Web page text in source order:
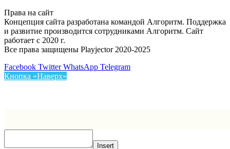
Права на сайт
Концепция сайта разработана командой Алгоритм. Поддержка
и развитие производится сотрудниками Алгоритм. Сайт
работает с 2020 г.
Все права защищены Playjector 2020-2025
Facebook Twitter WhatsApp Telegram
Кнопка «Наверх»
Insert